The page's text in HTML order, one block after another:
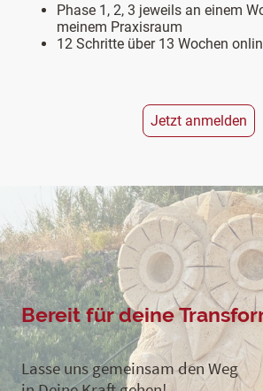
Phase 1, 2, 3 jeweils an einem
meinem Praxisraum
12 Schritte über 13 Wochen
Jetzt anmelden
Bereit für deine
Lasse uns gemeinsam den Weg